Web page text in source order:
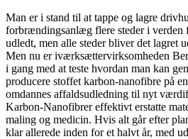
Man er i stand til at tappe og lagre
forbrændingsanlæg flere steder i verden
udledt, men alle steder bliver det lagret
Men nu er iværksættervirksomheden
i gang med at teste hvordan man kan
producere stoffet karbon-nanofibre på
omdannes affaldsudledning til nyt
Karbon-Nanofibrer effektivt erstatte
maling og medicin. Hvis alt går efter
klar allerede inden for et halvt år, med